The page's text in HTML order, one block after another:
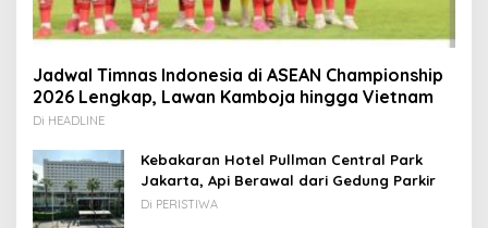
Jadwal Timnas Indonesia di ASEAN Championship
2026 Lengkap, Lawan Kamboja hingga Vietnam
Di HEADLINE
Kebakaran Hotel Pullman Central Park
Jakarta, Api Berawal dari Gedung Parkir
Di PERISTIWA